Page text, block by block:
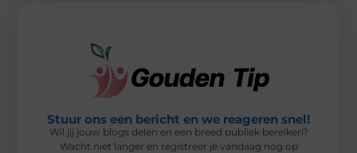
Stuur ons een bericht en we reageren snel!
Wil jij jouw blogs delen en een breed publiek bereiken?
Wacht niet langer en registreer je vandaag nog op